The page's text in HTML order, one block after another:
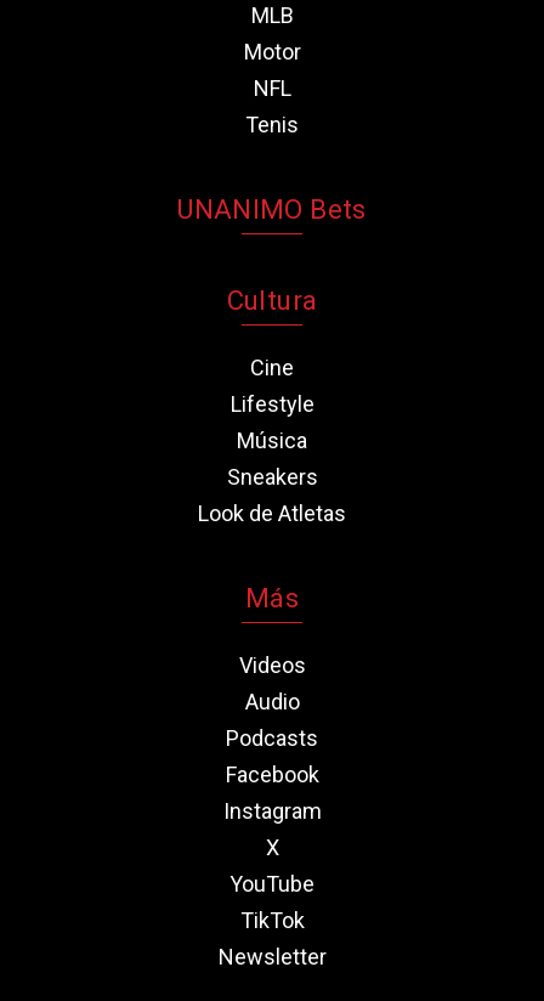
MLB
Motor
NFL
Tenis
UNANIMO Bets
Cultura
Cine
Lifestyle
Música
Sneakers
Look de Atletas
Más
Videos
Audio
Podcasts
Facebook
Instagram
X
YouTube
TikTok
Newsletter